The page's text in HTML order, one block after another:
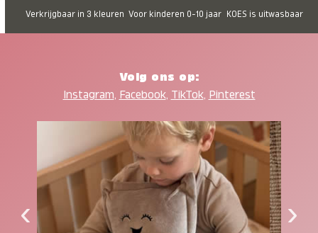
Verkrijgbaar in 3 kleuren Voor kinderen 0-10 jaar KOES is uitwasbaar
Volg ons op:
Instagram, Facebook, TikTok, Pinterest
‹ ›